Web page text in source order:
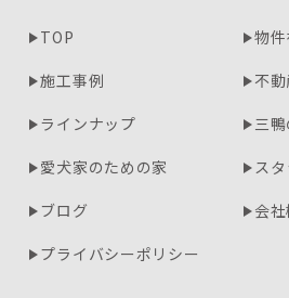
TOP
物
施工事例
不
ラインナップ
三
愛犬家のための家
ス
ブログ
会
プライバシーポリシー